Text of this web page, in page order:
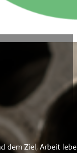
dem Ziel, Arbeit